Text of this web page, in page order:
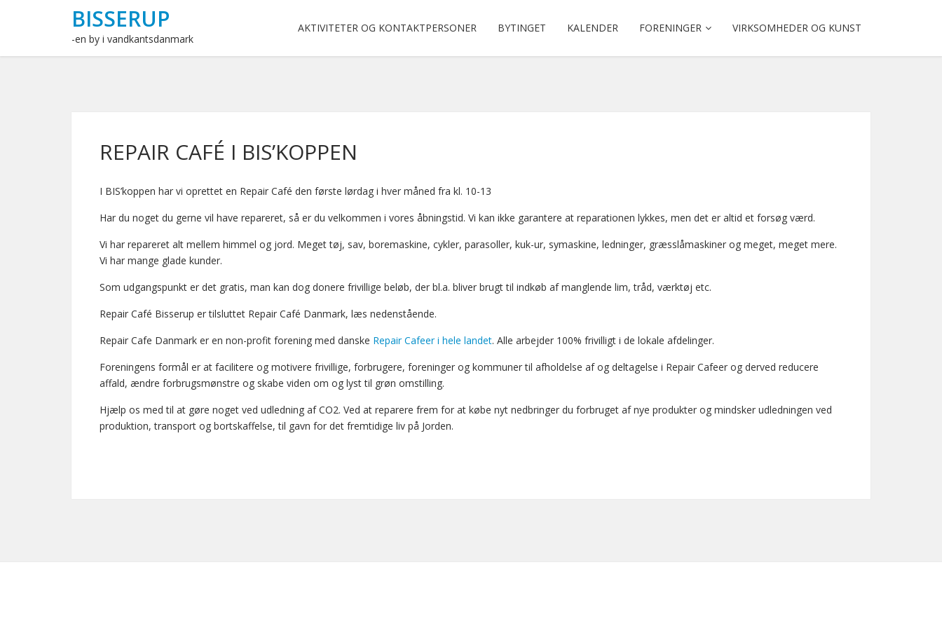
BISSERUP
-en by i vandkantsdanmark
AKTIVITETER OG KONTAKTPERSONER BYTINGET KALENDER FORENINGER VIRKSOMHEDER OG KUNST
REPAIR CAFÉ I BIS’KOPPEN
I BIS’koppen har vi oprettet en Repair Café den første lørdag i hver måned fra kl. 10-13
Har du noget du gerne vil have repareret, så er du velkommen i vores åbningstid. Vi kan ikke garantere at reparationen lykkes, men det er altid et forsøg værd.
Vi har repareret alt mellem himmel og jord. Meget tøj, sav, boremaskine, cykler, parasoller, kuk-ur, symaskine, ledninger, græsslåmaskiner og meget, meget mere.
Vi har mange glade kunder.
Som udgangspunkt er det gratis, man kan dog donere frivillige beløb, der bl.a. bliver brugt til indkøb af manglende lim, tråd, værktøj etc.
Repair Café Bisserup er tilsluttet Repair Café Danmark, læs nedenstående.
Repair Cafe Danmark er en non-profit forening med danske Repair Cafeer i hele landet. Alle arbejder 100% frivilligt i de lokale afdelinger.
Foreningens formål er at facilitere og motivere frivillige, forbrugere, foreninger og kommuner til afholdelse af og deltagelse i Repair Cafeer og derved reducere
affald, ændre forbrugsmønstre og skabe viden om og lyst til grøn omstilling.
Hjælp os med til at gøre noget ved udledning af CO2. Ved at reparere frem for at købe nyt nedbringer du forbruget af nye produkter og mindsker udledningen ved
produktion, transport og bortskaffelse, til gavn for det fremtidige liv på Jorden.